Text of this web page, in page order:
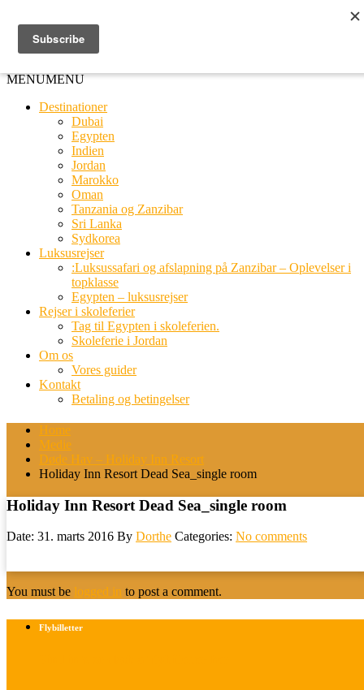
MENUMENU
Destinationer
Dubai
Egypten
Indien
Jordan
Marokko
Oman
Tanzania og Zanzibar
Sri Lanka
Sydkorea
Luksusrejser
:Luksussafari og afslapning på Zanzibar – Oplevelser i
topklasse
Egypten – luksusrejser
Rejser i skoleferier
Tag til Egypten i skoleferien.
Skoleferie i Jordan
Om os
Vores guider
Kontakt
Betaling og betingelser
Home
Medie
Døde Hav – Holiday Inn Resort
Holiday Inn Resort Dead Sea_single room
Holiday Inn Resort Dead Sea_single room
Date: 31. marts 2016 By Dorthe Categories: No comments
You must be logged in to post a comment.
Flybilletter